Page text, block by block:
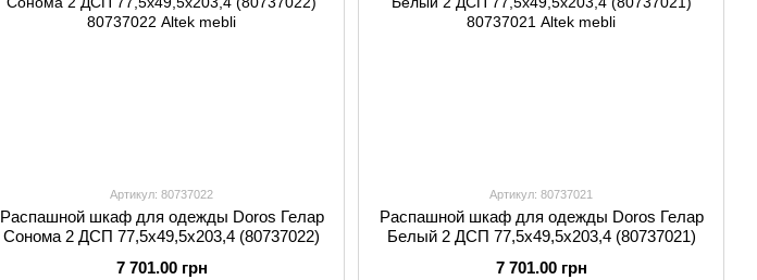
Артикул: 80737022
Распашной шкаф для одежды Doros Гелар
Cонома 2 ДСП 77,5х49,5х203,4 (80737022)
7 701.00 грн
Артикул: 80737021
Распашной шкаф для одежды Doros Гелар
Белый 2 ДСП 77,5х49,5х203,4 (80737021)
7 701.00 грн